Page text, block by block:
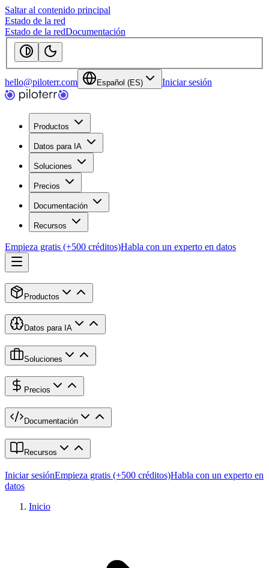
Saltar al contenido principal
Estado de la red
Estado de la redDocumentación
hello@piloterr.com Español (ES) Iniciar sesión
Productos
Datos para IA
Soluciones
Precios
Documentación
Recursos
Empieza gratis (+500 créditos)Habla con un experto en datos
Productos
Datos para IA
Soluciones
Precios
Documentación
Recursos
Iniciar sesiónEmpieza gratis (+500 créditos)Habla con un experto en
datos
Inicio